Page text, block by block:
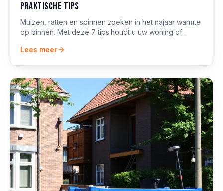
praktische tips
Muizen, ratten en spinnen zoeken in het najaar warmte
op binnen. Met deze 7 tips houdt u uw woning of
Lees meer